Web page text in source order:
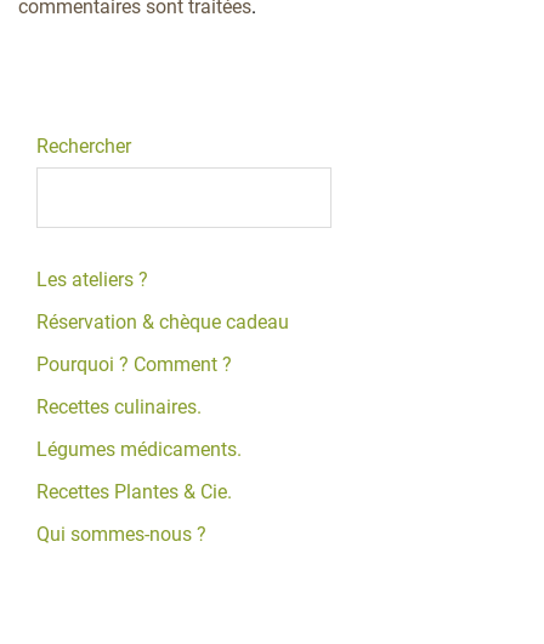
commentaires sont traitées.
Rechercher
Les ateliers ?
Réservation & chèque cadeau
Pourquoi ? Comment ?
Recettes culinaires.
Légumes médicaments.
Recettes Plantes & Cie.
Qui sommes-nous ?